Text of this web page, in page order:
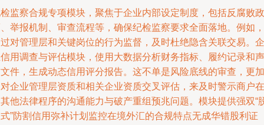
监察合规专项模块，聚焦于企业内部设定制度，包括反腐败政
举报机制、审查流程等，确保纪检监察要求全面落地。例如，
对管理层和关键岗位的行为监督，及时杜绝隐含关联交易。企
用调查与评估模块，使用大数据分析财务指标、履约记录和声
件，生成动态信用评分报告。这不单是风险底线的审查，更加
企业管理层资质和相关企业资质交叉评估，来及时警示商户在
他法律程序的沟通能力与破产重组预兆问题。模块提供强双“
”防割信用弥补计划监控在境外汇的合规特点无成华错股利证